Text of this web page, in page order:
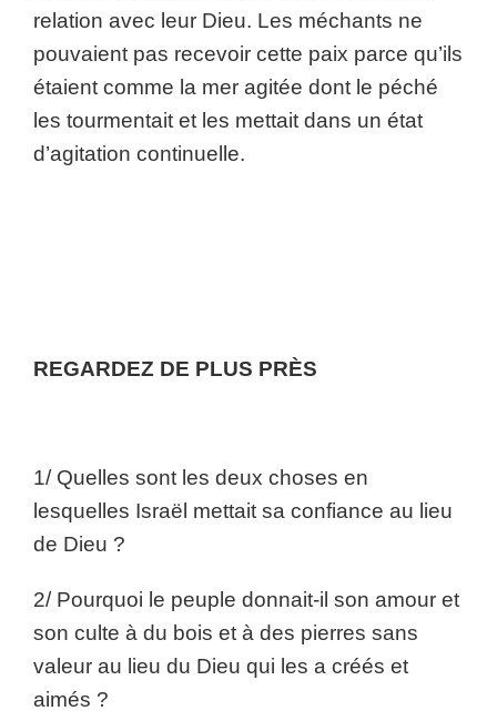
relation avec leur Dieu. Les méchants ne
pouvaient pas recevoir cette paix parce qu’ils
étaient comme la mer agitée dont le péché
les tourmentait et les mettait dans un état
d’agitation continuelle.
REGARDEZ DE PLUS PRÈS
1/ Quelles sont les deux choses en
lesquelles Israël mettait sa confiance au lieu
de Dieu ?
2/ Pourquoi le peuple donnait-il son amour et
son culte à du bois et à des pierres sans
valeur au lieu du Dieu qui les a créés et
aimés ?